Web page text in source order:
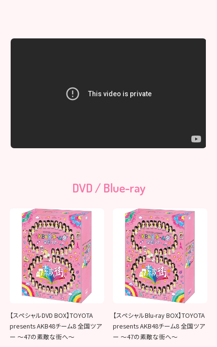
DVD / Blue-ray
【スペシャルDVD BOX】TOYOTA
presents AKB48チーム8 全国ツア
ー ～47の素敵な街へ～
【スペシャルBlu-ray BOX】TOYOTA
presents AKB48チーム8 全国ツア
ー ～47の素敵な街へ～